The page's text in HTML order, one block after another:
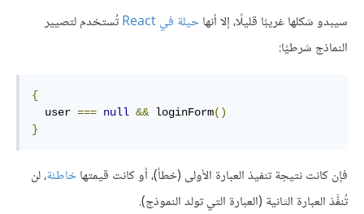
سيبدو شكلها غريبًا قليلًا، إلا أنهاحيلة في React
تُستخدم لتصيير
النماذج شرطيًا:
{
  user
=== null && loginForm()
}
فإن كانت نتيجة تنفيذ العبارة الأولى (خطأ)، أو كانت قيمتهاخاطئة، لن
تُنفَّذ العبارة الثانية (العبارة التي تولد النموذج).